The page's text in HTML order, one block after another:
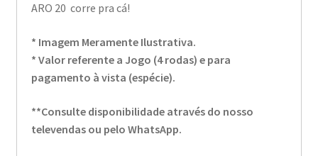
ARO 20 corre pra cá!
* Imagem Meramente Ilustrativa.
* Valor referente a Jogo (4 rodas) e para
pagamento à vista (espécie).
**Consulte disponibilidade através do nosso
televendas ou pelo WhatsApp.